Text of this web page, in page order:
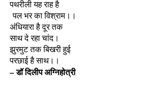
पथरीली यह राह है
पल भर का विश्राम।।
अंधियारा है दूर तक
साथ दे रहा चांद।
झुरमुट तक बिखरी हुई
परछाई है साथ।।
– डॉ दिलीप अग्निहोत्री